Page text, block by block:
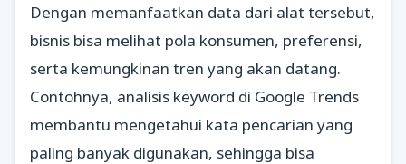
Dengan memanfaatkan data dari alat tersebut,
bisnis bisa melihat pola konsumen, preferensi,
serta kemungkinan tren yang akan datang.
Contohnya, analisis keyword di Google Trends
membantu mengetahui kata pencarian yang
paling banyak digunakan, sehingga bisa